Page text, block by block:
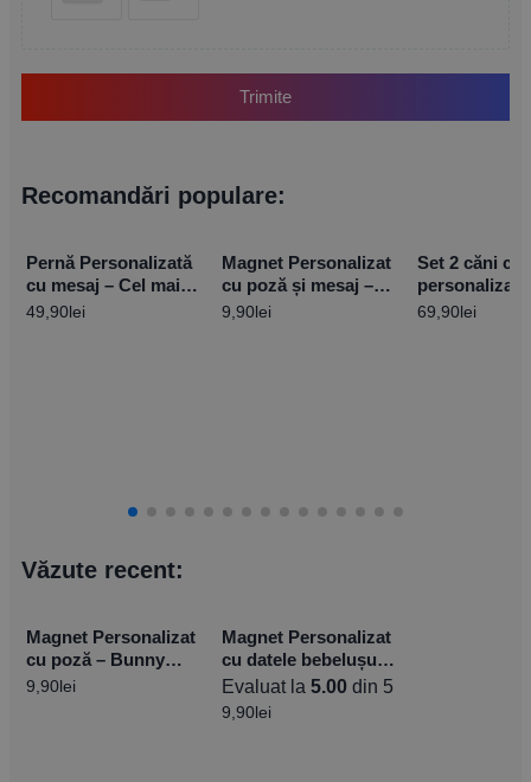
Trimite
Recomandări populare:
Pernă Personalizată
cu mesaj – Cel mai
bun hair stylist
49,90lei
Magnet Personalizat
cu poză și mesaj –
Primăvară 10x15cm
9,90lei
Set 2 căni
personalizate
Dreamer
69,90lei
Văzute recent:
Magnet Personalizat
cu poză – Bunny
10x15cm
9,90lei
Magnet Personalizat
cu datele bebelușului
– Welcome Baby Boy
10x15cm
Evaluat la 5.00din 5
9,90lei